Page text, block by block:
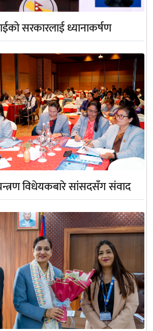
सरकारलाई ध्यानाकर्षण
विधेयकबारे सांसदसँग संवाद